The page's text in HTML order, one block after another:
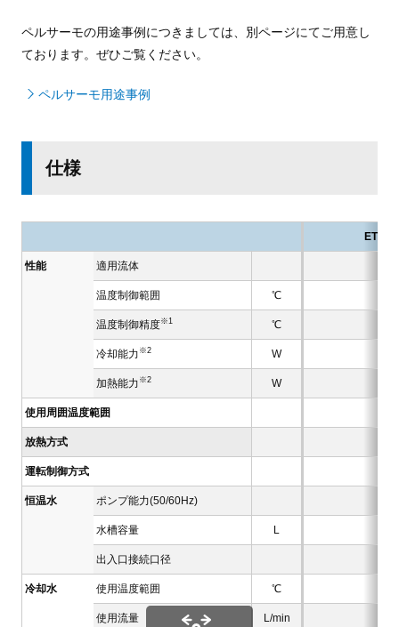
ペルサーモの用途事例につきましては、別ページにてご用意し
ております。ぜひご覧ください。
ペルサーモ用途事例
仕様
性能 適用流体
温度制御範囲 ℃
温度制御精度※1 ℃
冷却能力 ※2 W
加熱能力 ※2 W
使用周囲温度範囲
放熱方式
運転制御方式
恒温水 ポンプ能力(50/60Hz)
水槽容量 L
出入口接続口径
冷却水 使用温度範囲 ℃
使用流量 L/min